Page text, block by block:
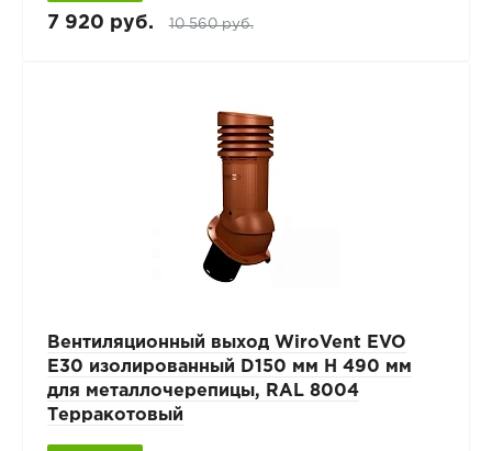
7 920 руб. 10 560 руб.
Вентиляционный выход WiroVent EVO
E30 изолированный D150 мм Н 490 мм
для металлочерепицы, RAL 8004
Терракотовый